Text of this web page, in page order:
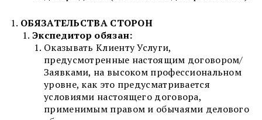
ОБЯЗАТЕЛЬСТВАСТОРОН
Экспедитор обязан:
Оказывать Клиенту Услуги,
предусмотренные настоящим договором/
Заявками, на высоком профессиональном
уровне, как это предусматривается
условиями настоящего договора,
применимым правом и обычаями делового